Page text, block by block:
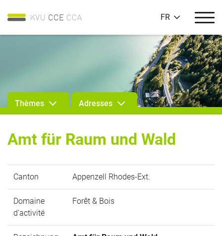
FR
Thèmes Adresses
Amt für Raum und Wald
Canton Appenzell Rhodes-Ext.
Domaine
d'activité
Forêt & Bois